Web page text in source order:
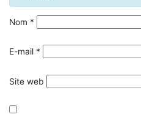
Nom *
E-mail *
Site web